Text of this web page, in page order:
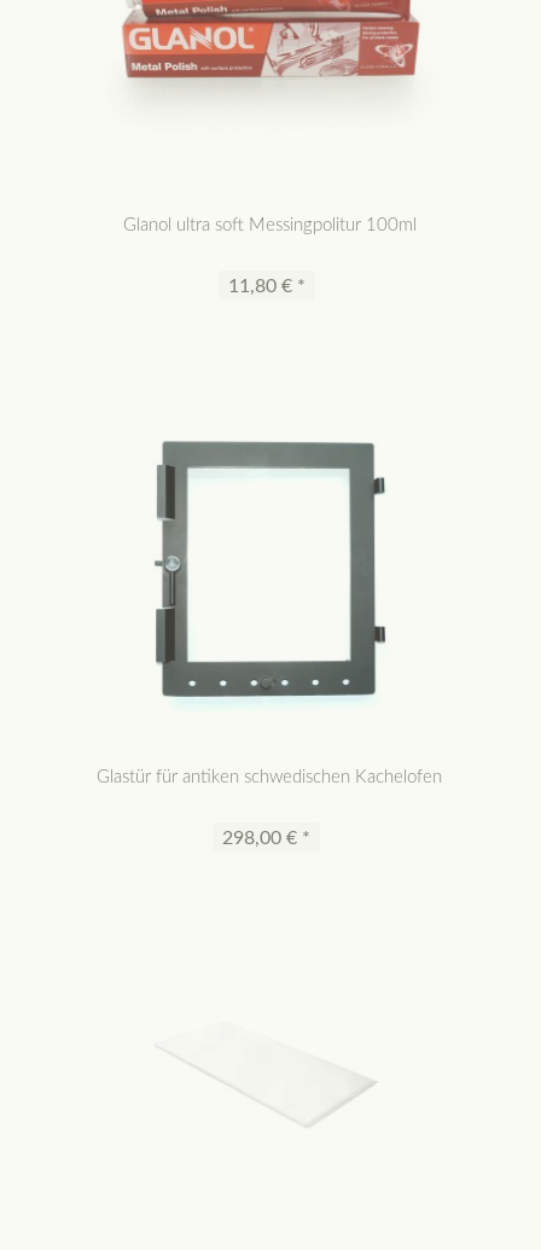
Glanol ultra soft Messingpolitur 100ml
11,80 € *
Glastür für antiken schwedischen Kachelofen
298,00 € *